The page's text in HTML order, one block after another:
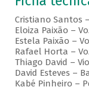
Cristiano Santos
Eloiza Paixão –
Estela Paixão –
Rafael Horta –
Thiago David –
David Esteves –
Kabé Pinheiro –